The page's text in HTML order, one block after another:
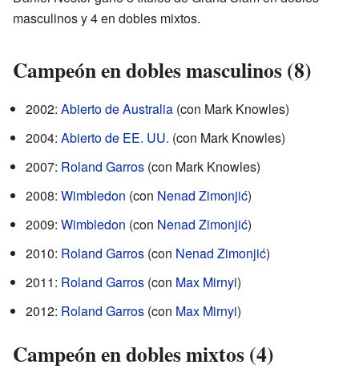
masculinos y 4 en dobles mixtos.
Campeón en dobles masculinos (8)
2002: Abierto de Australia (con Mark Knowles)
2004: Abierto de EE. UU. (con Mark Knowles)
2007: Roland Garros (con Mark Knowles)
2008: Wimbledon (con Nenad Zimonjić)
2009: Wimbledon (con Nenad Zimonjić)
2010: Roland Garros (con Nenad Zimonjić)
2011: Roland Garros (con Max Mirnyi)
2012: Roland Garros (con Max Mirnyi)
Campeón en dobles mixtos (4)